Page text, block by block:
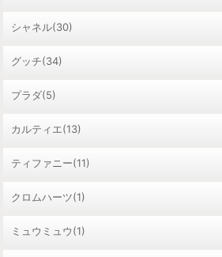
シャネル(30)
グッチ(34)
プラダ(5)
カルティエ(13)
ティファニー(11)
クロムハーツ(1)
ミュウミュウ(1)